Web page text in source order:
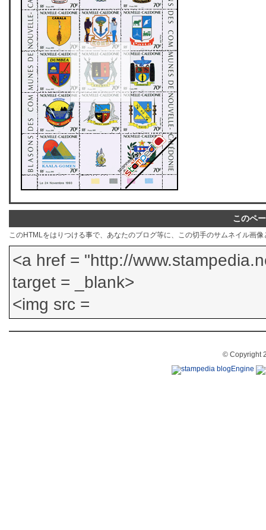
このペ
このHTMLをはりつける事で、あなたのブログ等に、この切手のサムネイル画
© Copyright